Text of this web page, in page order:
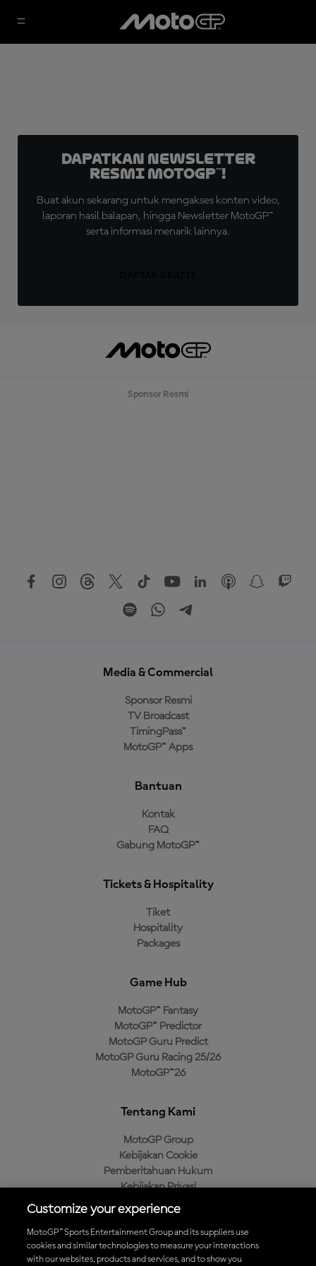
Dapatkan Newsletter
Resmi MotoGP™!
Buat akun sekarang untuk mengakses konten video,
laporan hasil balapan, hingga Newsletter MotoGP™
serta informasi menarik lainnya.
Sponsor Resmi
Media & Commercial
Sponsor Resmi
TV Broadcast
TimingPass™
MotoGP™ Apps
Bantuan
Kontak
FAQ
Gabung MotoGP™
Tickets & Hospitality
Tiket
Hospitality
Packages
Game Hub
MotoGP™ Fantasy
MotoGP™ Predictor
MotoGP Guru Predict
MotoGP Guru Racing 25/26
MotoGP™26
Tentang Kami
MotoGP Group
Kebijakan Cookie
Pemberitahuan Hukum
Kebijakan Privasi
Kebijakan Pembelian
Unduh Aplikasi Resmi MotoGP™
Customize your experience
MotoGP™ Sports Entertainment Group and its suppliers use
cookies and similar technologies to measure your interactions
with our websites, products and services, and to show you